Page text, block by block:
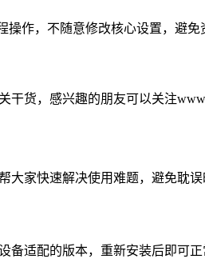
作，不随意修改核心设置，避免
货，感兴趣的朋友可以关注
家快速解决使用难题，避免耽误
适配的版本，重新安装后即可正